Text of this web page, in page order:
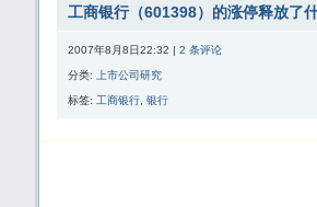
工商银行（601398）的涨停释放了
2007年8月8日22:32 | 2 条评论
分类: 上市公司研究
标签: 工商银行 银行